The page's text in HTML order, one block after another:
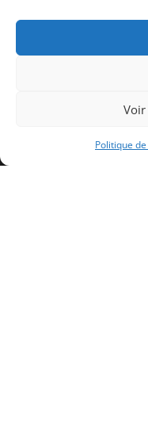
Voir
Politique
ISOLATION